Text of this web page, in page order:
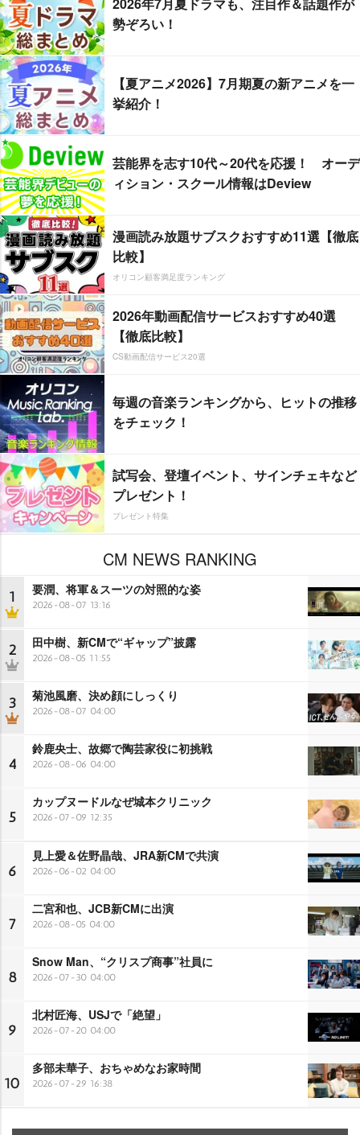
勢ぞろい！
【夏アニメ2026】7月期夏の新アニメを一
挙紹介！
芸能界を志す10代～20代を応援！ オーデ
ィション・スクール情報はDeview
漫画読み放題サブスクおすすめ11選【徹底
比較】
オリコン顧客満足度ランキング
2026年動画配信サービスおすすめ40選
【徹底比較】
CS動画配信サービス20選
毎週の音楽ランキングから、ヒットの推移
をチェック！
試写会、登壇イベント、サインチェキなど
プレゼント！
プレゼント特集
CM NEWS RANKING
1 要潤、将軍＆スーツの対照的な姿
2026-08-07 13:16
2 田中樹、新CMで“ギャップ”披露
2026-08-05 11:55
3 菊池風磨、決め顔にしっくり
2026-08-07 04:00
4
鈴鹿央士、故郷で陶芸家役に初挑戦
2026-08-06 04:00
5
カップヌードルなぜ城本クリニック
2026-07-09 12:35
6
見上愛＆佐野晶哉、JRA新CMで共演
2026-06-02 04:00
7
二宮和也、JCB新CMに出演
2026-08-05 04:00
8
Snow Man、“クリスプ商事”社員に
2026-07-30 04:00
9
北村匠海、USJで「絶望」
2026-07-20 04:00
10
多部未華子、おちゃめなお家時間
2026-07-29 16:38